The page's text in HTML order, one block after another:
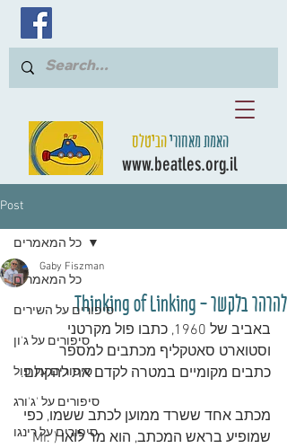
האמת מאחוריהביטלס
www.beatles.org.il
Post
כל המאמרים
סיפורים על השירים
סיפורים על ג'ון
סיפורים על פול
סיפורים על 'ג'ורג
סיפורים על רינגו
כל המאמרים
להרהר בלקשר - Thinking of Linking
Gaby Fiszman
באביב של 1960, כתבו פול מקרטני
וסטוארט סאטקליף מכתבים למספר
כתבים מקומיים במטרה לקדם את להקתם.
מכתב אחד ששרד ממוען לכתב ששמו, כפי
שמופיע בראש המכתב, הוא מר לואו (Mr.